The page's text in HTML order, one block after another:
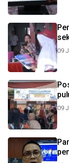
09
09